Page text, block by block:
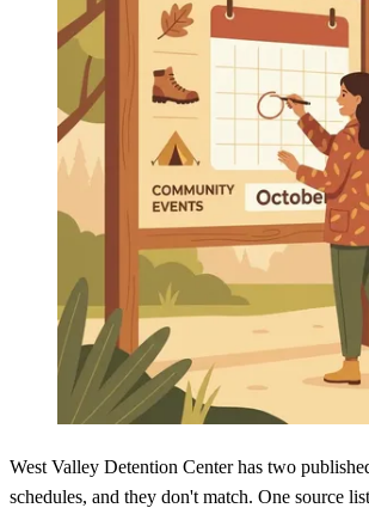
West Valley Detention Center has two
schedules, and they don't match. One source